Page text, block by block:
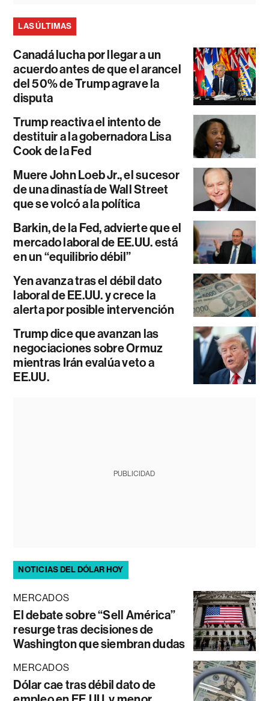
LAS ÚLTIMAS
Canadá lucha por llegar a un
acuerdo antes de que el arancel
del 50% de Trump agrave la
disputa
Trump reactiva el intento de
destituir a la gobernadora Lisa
Cook de la Fed
Muere John Loeb Jr., el sucesor
de una dinastía de Wall Street
que se volcó a la política
Barkin, de la Fed, advierte que el
mercado laboral de EE.UU. está
en un “equilibrio débil”
Yen avanza tras el débil dato
laboral de EE.UU. y crece la
alerta por posible intervención
Trump dice que avanzan las
negociaciones sobre Ormuz
mientras Irán evalúa veto a
EE.UU.
PUBLICIDAD
NOTICIAS DEL DÓLAR HOY
MERCADOS
El debate sobre “Sell América”
resurge tras decisiones de
Washington que siembran dudas
MERCADOS
Dólar cae tras débil dato de